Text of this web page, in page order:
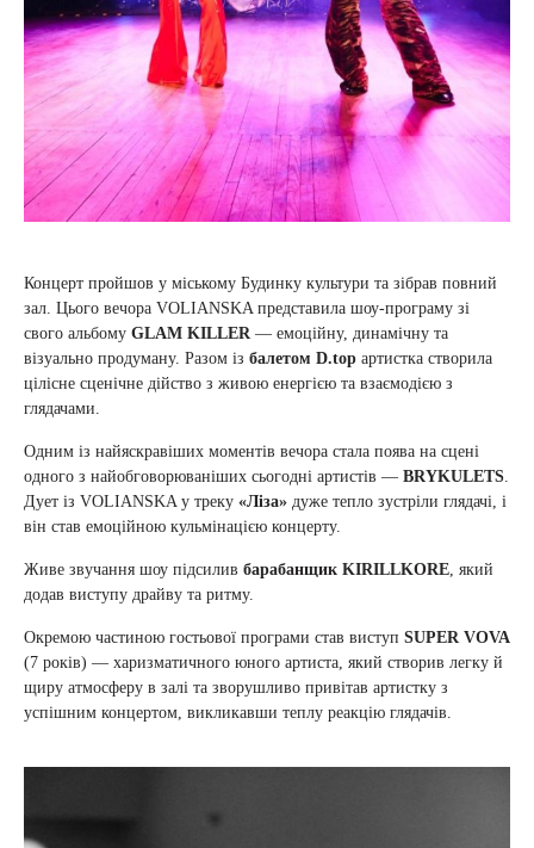
Концерт пройшов у міському Будинку культури та зібрав повний
зал. Цього вечора VOLIANSKA представила шоу-програму зі
свого альбому GLAM KILLER — емоційну, динамічну та
візуально продуману. Разом із балетом D.top артистка створила
цілісне сценічне дійство з живою енергією та взаємодією з
глядачами.
Одним із найяскравіших моментів вечора стала поява на сцені
одного з найобговорюваніших сьогодні артистів — BRYKULETS
Дует із VOLIANSKA у треку «Ліза» дуже тепло зустріли глядачі, і
він став емоційною кульмінацією концерту.
Живе звучання шоу підсилив барабанщик KIRILLKORE , який
додав виступу драйву та ритму.
Окремою частиною гостьової програми став виступ SUPER VOVA
(7 років) — харизматичного юного артиста, який створив легку й
щиру атмосферу в залі та зворушливо привітав артистку з
успішним концертом, викликавши теплу реакцію глядачів.